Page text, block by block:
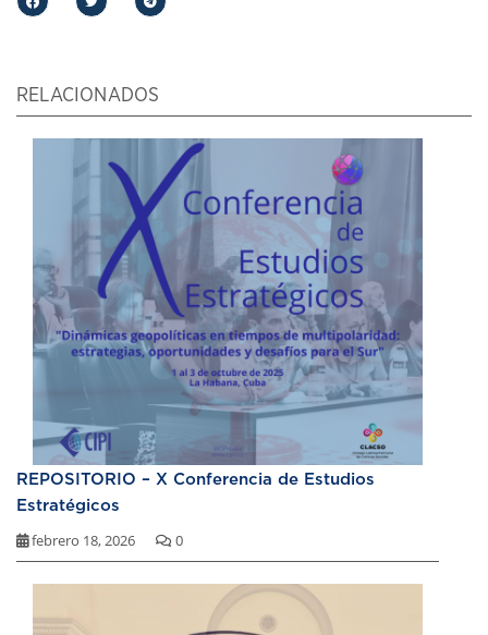
RELACIONADOS
REPOSITORIO – X Conferencia de Estudios
Estratégicos
febrero 18, 2026 0